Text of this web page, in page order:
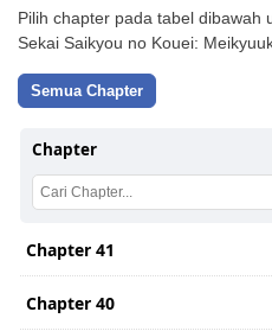
Pilih chapter pada tabel dibawah
Sekai Saikyou no Kouei:
Semua Chapter
Chapter
Chapter 41
Chapter 40